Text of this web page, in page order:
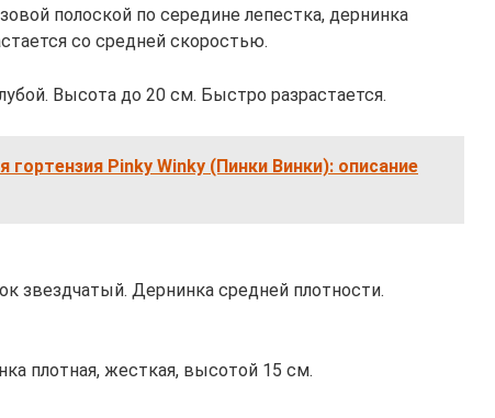
полоской по середине лепестка, дернинка
со средней скоростью.
Высота до 20 см. Быстро разрастается.
гортензия Pinky Winky (Пинки Винки): описание
звездчатый. Дернинка средней плотности.
плотная, жесткая, высотой 15 см.